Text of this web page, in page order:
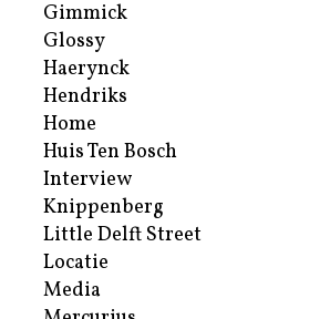
Gimmick
Glossy
Haerynck
Hendriks
Home
Huis Ten Bosch
Interview
Knippenberg
Little Delft Street
Locatie
Media